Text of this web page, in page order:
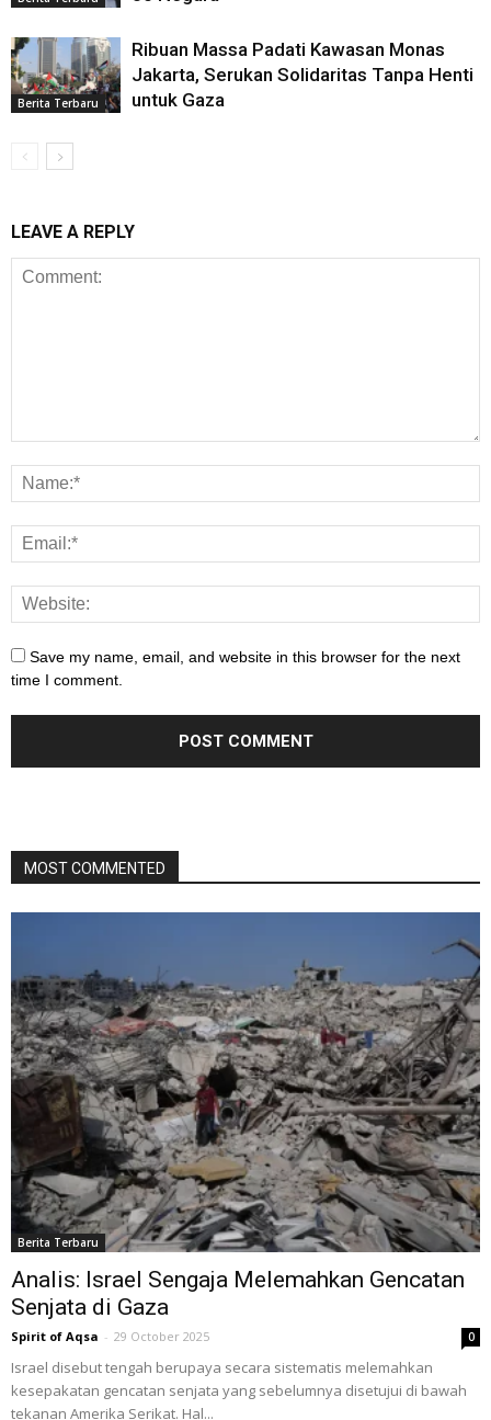
Berita Terbaru
Ribuan Massa Padati Kawasan Monas
Jakarta, Serukan Solidaritas Tanpa Henti
untuk Gaza
LEAVE A REPLY
Save my name, email, and website in this browser for the next
time I comment.
MOST COMMENTED
Berita Terbaru
Analis: Israel Sengaja Melemahkan Gencatan
Senjata di Gaza
Spirit of Aqsa - 29 October 2025 0
Israel disebut tengah berupaya secara sistematis melemahkan
kesepakatan gencatan senjata yang sebelumnya disetujui di bawah
tekanan Amerika Serikat. Hal...